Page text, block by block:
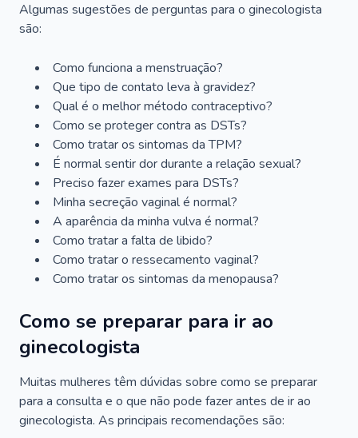
Algumas sugestões de perguntas para o ginecologista
são:
Como funciona a menstruação?
Que tipo de contato leva à gravidez?
Qual é o melhor método contraceptivo?
Como se proteger contra as DSTs?
Como tratar os sintomas da TPM?
É normal sentir dor durante a relação sexual?
Preciso fazer exames para DSTs?
Minha secreção vaginal é normal?
A aparência da minha vulva é normal?
Como tratar a falta de libido?
Como tratar o ressecamento vaginal?
Como tratar os sintomas da menopausa?
Como se preparar para ir ao
ginecologista
Muitas mulheres têm dúvidas sobre como se preparar
para a consulta e o que não pode fazer antes de ir ao
ginecologista. As principais recomendações são: